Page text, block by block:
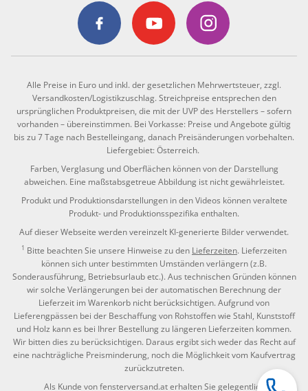
Alle Preise in Euro und inkl. der gesetzlichen Mehrwertsteuer, zzgl.
Versandkosten/Logistikzuschlag. Streichpreise entsprechen den
ursprünglichen Produktpreisen, die mit der UVP des Herstellers – sofern
vorhanden – übereinstimmen. Bei Vorkasse: Preise und Angebote gültig
bis zu 7 Tage nach Bestelleingang, danach Preisänderungen vorbehalten.
Liefergebiet: Österreich.
Farben, Verglasung und Oberflächen können von der Darstellung
abweichen. Eine maßstabsgetreue Abbildung ist nicht gewährleistet.
Produkt und Produktionsdarstellungen in den Videos können veraltete
Produkt- und Produktionsspezifika enthalten.
Auf dieser Webseite werden vereinzelt KI-generierte Bilder verwendet.
1 Bitte beachten Sie unsere Hinweise zu den Lieferzeiten. Lieferzeiten
können sich unter bestimmten Umständen verlängern (z.B.
Sonderausführung, Betriebsurlaub etc.). Aus technischen Gründen können
wir solche Verlängerungen bei der automatischen Berechnung der
Lieferzeit im Warenkorb nicht berücksichtigen. Aufgrund von
Lieferengpässen bei der Beschaffung von Rohstoffen wie Stahl, Kunststoff
und Holz kann es bei Ihrer Bestellung zu längeren Lieferzeiten kommen.
Wir bitten dies zu berücksichtigen. Daraus ergibt sich weder das Recht auf
eine nachträgliche Preisminderung, noch die Möglichkeit vom Kaufvertrag
zurückzutreten.
Als Kunde von fensterversand.at erhalten Sie gelegentlich